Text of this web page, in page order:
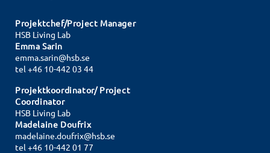
Projektchef/Project Manager
HSB Living Lab
Emma Sarin
emma.sarin@hsb.se
tel +46 10-442 03 44
Projektkoordinator/ Project
Coordinator
HSB Living Lab
Madelaine Doufrix
madelaine.doufrix@hsb.se
tel +46 10-442 01 77